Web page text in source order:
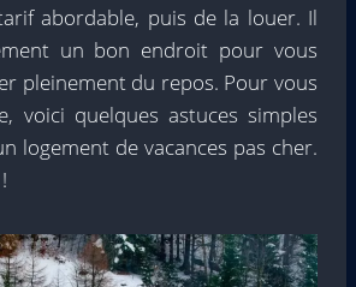
abordable, puis de la louer. Il
un bon endroit pour vous
pleinement du repos. Pour vous
voici quelques astuces simples
logement de vacances pas cher.